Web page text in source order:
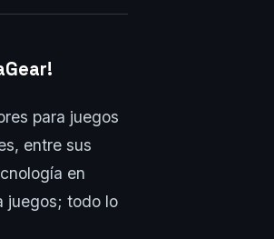
para juegos
entre sus
en
juegos; todo lo